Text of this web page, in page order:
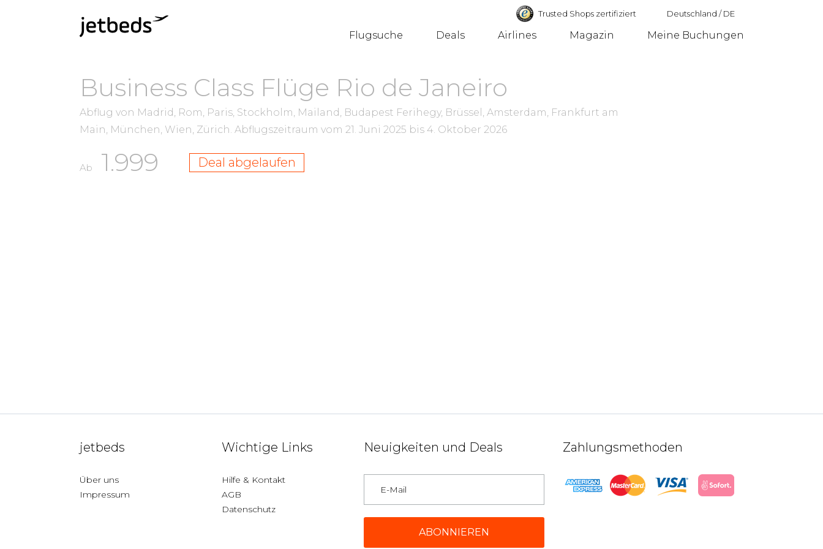
Trusted Shops zertifiziert Deutschland /DE
Flugsuche Deals Airlines Magazin Meine Buchungen
Business Class Flüge Rio de Janeiro
Abflug von Madrid, Rom, Paris, Stockholm, Mailand, Budapest Ferihegy, Brüssel, Amsterdam, Frankfurt am
Main, München, Wien, Zürich. Abflugszeitraum vom 21. Juni 2025 bis 4. Oktober 2026
Ab 1.999 Deal abgelaufen
jetbeds
Über uns
Impressum
Wichtige Links
Hilfe & Kontakt
AGB
Datenschutz
Neuigkeiten und Deals Zahlungsmethoden